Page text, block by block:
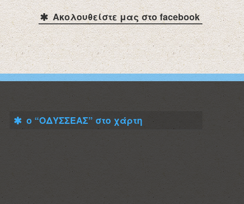
Ακολουθείστε μας στο facebook
ο “ΟΔΥΣΣΕΑΣ” στο χάρτη